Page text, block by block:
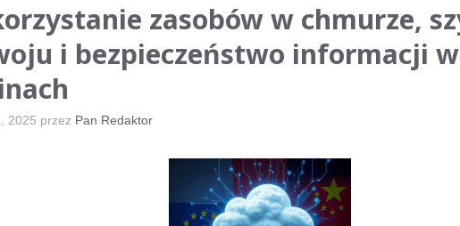
zasobów w chmurze,
i bezpieczeństwo informacji w
2025 przez Pan Redaktor